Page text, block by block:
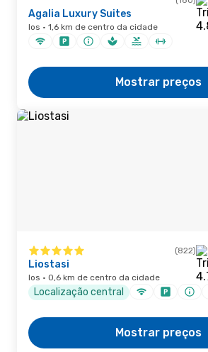
Agalia Luxury Suites
Ios · 1,6 km de centro da cidade
Mostrar preços
(822)
Liostasi
Ios · 0,6 km de centro da cidade
Localização central
Mostrar preços